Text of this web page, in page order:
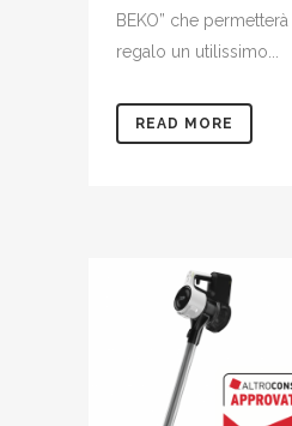
BEKO” che
regalo un utilissimo...
READ MORE